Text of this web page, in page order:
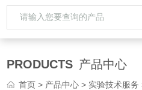
PRODUCTS 产品中心
首页 > 产品中心 > 实验技术服务